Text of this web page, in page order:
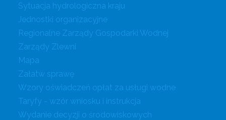
Sytuacja hydrologiczna kraju
Jednostki organizacyjne
Regionalne Zarządy Gospodarki Wodnej
Zarządy Zlewni
Mapa
Załatw sprawę
Wzory oświadczeń opłat za usługi wodne
Taryfy - wzór wniosku i instrukcja
Wydanie decyzji o środowiskowych